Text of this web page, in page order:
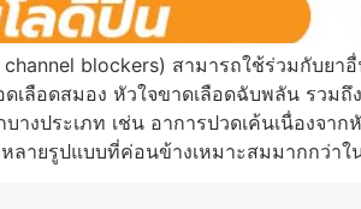
blockers) สามารถใช้ร่วมกับยา
ลือดสมอง หัวใจขาดเลือดฉับพลัน รวมถึ
งประเภท เช่น อาการปวดเค้นเนื่องจาก
ลายรูปแบบที่ค่อนข้างเหมาะสมมากกว่า